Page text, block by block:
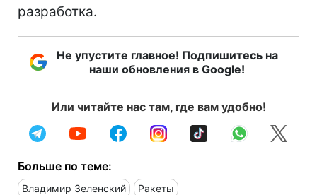
разработка.
Не упустите главное! Подпишитесь на
наши обновления в Google!
Или читайте нас там, где вам удобно!
Больше по теме:
Владимир Зеленский Ракеты